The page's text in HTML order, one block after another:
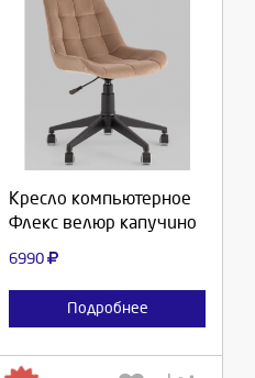
Кресло компьютерное
Флекс велюр капучино
6990
Подробнее
Выберите количество:
Отмена